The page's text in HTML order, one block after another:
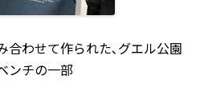
合わせて作られた､グエル公園
ンチの一部